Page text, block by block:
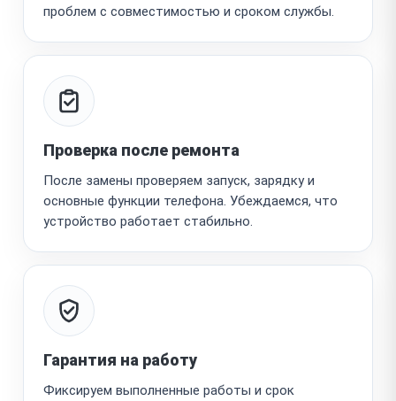
проблем с совместимостью и сроком службы.
Проверка после ремонта
После замены проверяем запуск, зарядку и
основные функции телефона. Убеждаемся, что
устройство работает стабильно.
Гарантия на работу
Фиксируем выполненные работы и срок